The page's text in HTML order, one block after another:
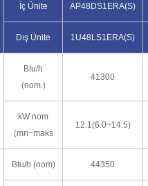
İç Ünite AP48DS1ERA(S)
Dış Ünite 1U48LS1ERA(S)
Btu/h
(nom.)
41300
kW nom
(mn~maks
12.1(6.0~14.5)
Btu/h (nom) 44350